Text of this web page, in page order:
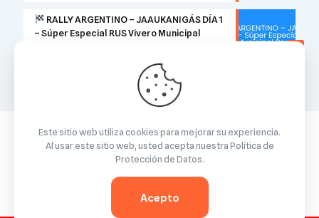
RALLY ARGENTINO – JAAUKANIGÁS DÍA 1
– Súper Especial RUS Vivero Municipal
Powered by
WordPress
Este sitio web utiliza cookies para mejorar su experiencia.
Al usar este sitio web, usted acepta nuestraPolítica de
Protección de Datos.
Acepto